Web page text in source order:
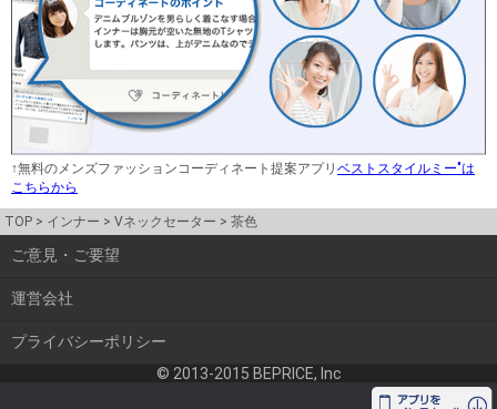
↑無料のメンズファッションコーディネート提案アプリ ベストスタイルミー"は
こちらから
TOP インナー Vネックセーター 茶色
ご意見・ご要望
運営会社
プライバシーポリシー
© 2013-2015 BEPRICE, Inc